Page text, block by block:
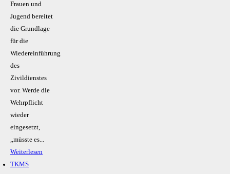
Frauen und
Jugend bereitet
die Grundlage
für die
Wiedereinführung
des
Zivildienstes
vor. Werde die
Wehrpflicht
wieder
eingesetzt,
„müsste es...
Weiterlesen
TKMS